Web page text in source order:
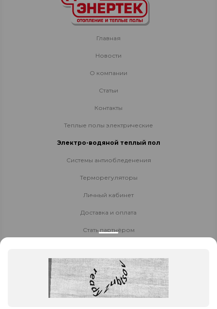
Главная
Новости
О компании
Статьи
Контакты
Теплые полы электрические
Электро-водяной теплый пол
Системы антиобледенения
Терморегуляторы
Личный кабинет
Доставка и оплата
Стать партнёром
Контакты
8 800 700-80-40
8 (423) 224-04-69